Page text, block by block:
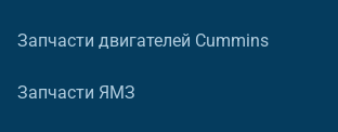
Запчасти двигателей Cummins
Запчасти ЯМЗ